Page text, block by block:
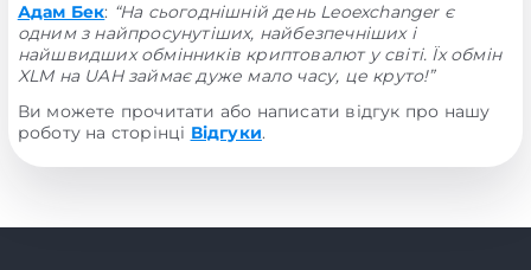
Адам Бек: “На сьогоднішній день Leoexchanger є
одним з найпросунутіших, найбезпечніших і
найшвидших обмінників криптовалют у світі. Їх обмін
XLM на UAH займає дуже мало часу, це круто!”
Ви можете прочитати або написати відгук про нашу
роботу на сторінці Відгуки.